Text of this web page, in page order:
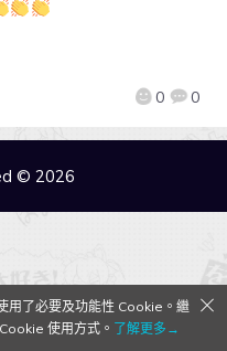
0 0
© 2026
用了必要及功能性 Cookie。繼
使用方式。 了解更多→